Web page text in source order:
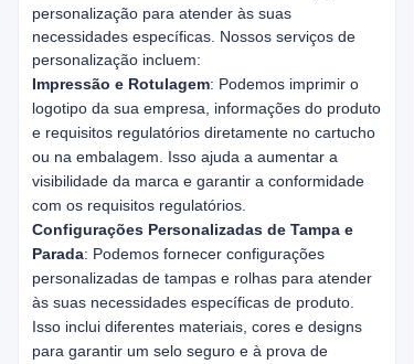
personalização para atender às suas
necessidades específicas. Nossos serviços de
personalização incluem:
Impressão e Rotulagem: Podemos imprimir o
logotipo da sua empresa, informações do produto
e requisitos regulatórios diretamente no cartucho
ou na embalagem. Isso ajuda a aumentar a
visibilidade da marca e garantir a conformidade
com os requisitos regulatórios.
Configurações Personalizadas de Tampa e
Parada: Podemos fornecer configurações
personalizadas de tampas e rolhas para atender
às suas necessidades específicas de produto.
Isso inclui diferentes materiais, cores e designs
para garantir um selo seguro e à prova de